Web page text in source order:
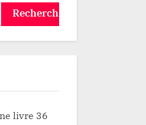
projet
livre 36